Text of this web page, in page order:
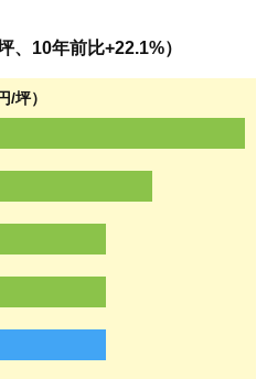
、10年前比+22.1%）
/坪）